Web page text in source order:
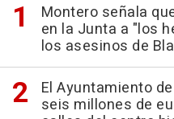
Montero señala
en la Junta a "los
los asesinos de
El Ayuntamiento
seis millones de